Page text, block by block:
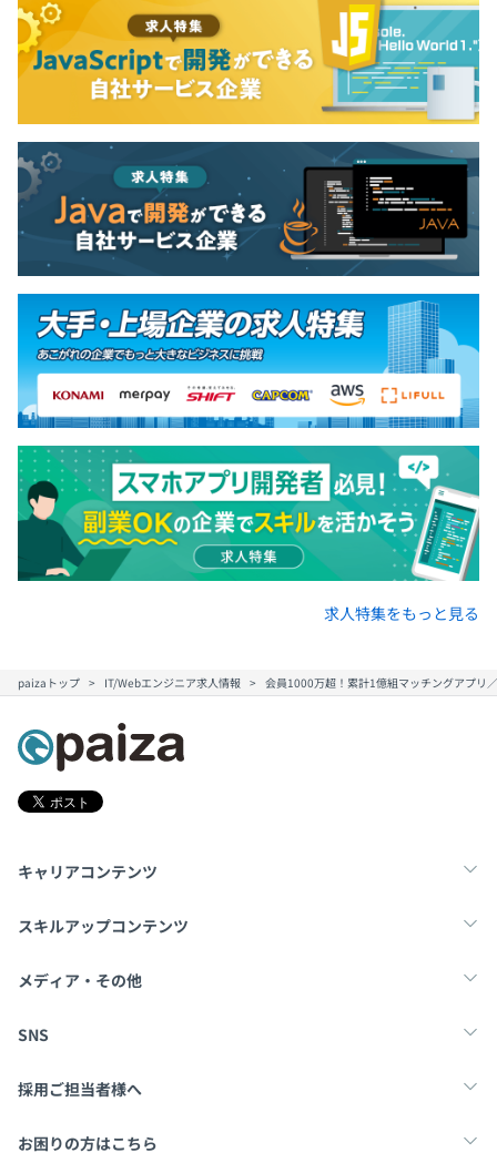
求人特集をもっと見る
paizaトップ IT/Webエンジニア求人情報 会員1000万超！累計1億組マッチングアプリ
キャリアコンテンツ
転職・キャリア
スキルアップコンテンツ
学習
メディア・その他
Tech Team Journal
SNS
X
採用ご担当者様へ
採用・教育をお考えの企業様へ
お困りの方はこちら